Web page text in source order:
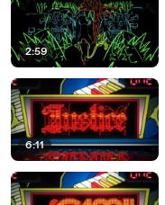
2:59
6:11